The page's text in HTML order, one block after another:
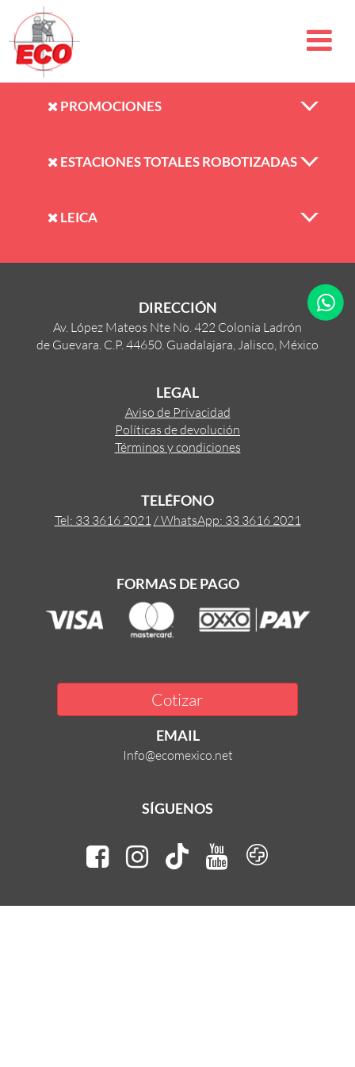
PROMOCIONES
ESTACIONES TOTALES ROBOTIZADAS
LEICA
DIRECCIÓN
Av. López Mateos Nte No. 422 Colonia Ladrón
de Guevara. C.P. 44650. Guadalajara, Jalisco, México
LEGAL
Aviso de Privacidad
Políticas de devolución
Términos y condiciones
TELÉFONO
Tel: 33 3616 2021 / WhatsApp: 33 3616 2021
FORMAS DE PAGO
Cotizar
EMAIL
Info@ecomexico.net
SÍGUENOS